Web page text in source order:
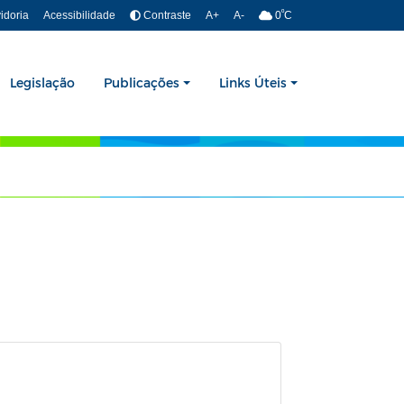
Acessibilidade Contraste A+ A- 0ºC
Legislação Publicações Links Úteis